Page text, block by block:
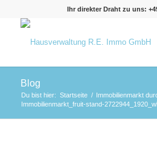
Ihr direkter Draht zu uns:
Blog
Du bist hier: Startseite / Immobilienmarkt
Immobilienmarkt_fruit-stand-